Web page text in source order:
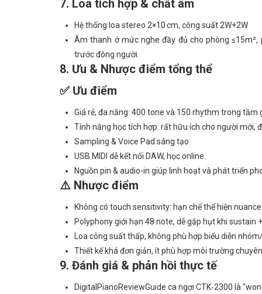
7. Loa tích hợp & chất âm
Hệ thống loa stereo 2×10 cm, công suất 2W+2W
Âm thanh ở mức nghe đầy đủ cho phòng
trước đông người.
8. Ưu & Nhược điểm tổng thể
✅ Ưu điểm
Giá rẻ, đa năng: 400 tone và 150 rhythm trong tầm
Tính năng học tích hợp: rất hữu ích cho người mới,
Sampling & Voice Pad sáng tạo.
USB MIDI dễ kết nối DAW, học online.
Nguồn pin & audio-in giúp linh hoạt và phát triển
⚠️ Nhược điểm
Không có touch sensitivity: hạn chế thể hiện nuance.
Polyphony giới hạn 48 note, dễ gặp hụt khi sustain
Loa công suất thấp, không phù hợp biểu diễn
Thiết kế khá đơn giản, ít phù hợp môi trường chuyên
9. Đánh giá & phản hồi thực tế
DigitalPianoReviewGuide ca ngợi CTK‑2300 là